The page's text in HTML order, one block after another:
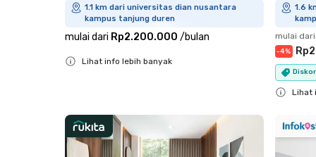
1.1 km dari universitas dian nusantara
kampus tanjung duren
mulai dari Rp2.200.000 /bulan
Lihat info lebih banyak
1.6
mulai dari
-4%
Lihat